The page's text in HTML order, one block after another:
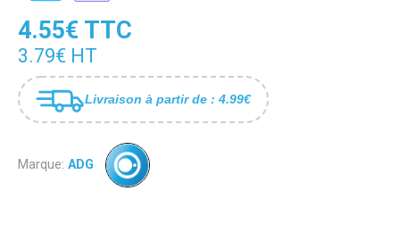
4.55€ TTC
3.79€ HT
Livraison à partir de : 4.99€
Marque: ADG